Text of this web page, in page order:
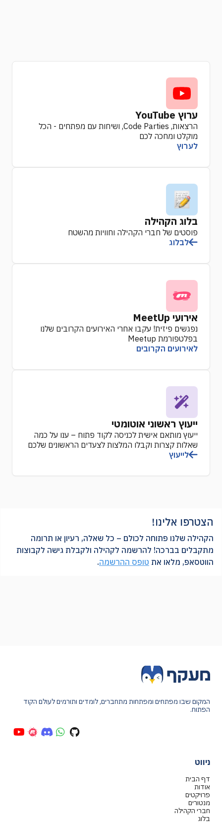
ערוץ YouTube
הרצאות, Code Parties, ושיחות עם מפתחים - הכל
מוקלט ומחכה לכם
לערוץ
בלוג הקהילה
פוסטים של חברי הקהילה וחוויות מהשטח
לבלוג
אירועי MeetUp
נפגשים פיזית! עקבו אחרי האירועים הקרובים שלנו
בפלטפורמת Meetup
לאירועים הקרובים
ייעוץ ראשוני אוטומטי
ייעוץ מותאם אישית לכניסה לקוד פתוח – ענו על כמה
שאלות קצרות וקבלו המלצות לצעדים הראשונים שלכם
לייעוץ
הצטרפו אלינו!
הקהילה שלנו פתוחה לכולם – כל שאלה, רעיון או תרומה
מתקבלים בברכה! להרשמה לקהילה ולקבלת גישה לקבוצות
הווטסאפ, מלאו את טופס ההרשמה.
המקום שבו מפתחים ומפתחות מתחברים, לומדים ותורמים לעולם הקוד
הפתוח.
ניווט
דף הבית
אודות
פרויקטים
מנטורים
חברי הקהילה
בלוג